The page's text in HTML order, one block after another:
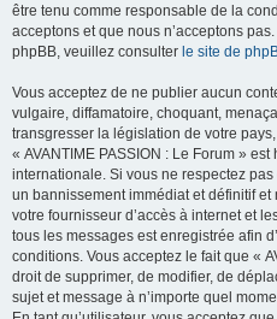
être tenu comme responsable de la
acceptons et que nous n’acceptons
phpBB, veuillez consulter le site de
Vous acceptez de ne publier aucun
vulgaire, diffamatoire, choquant,
transgresser la législation de votre
« AVANTIME PASSION : Le Forum »
internationale. Si vous ne respectez
un bannissement immédiat et définitif
votre fournisseur d’accès à internet et
tous les messages est enregistrée afin
conditions. Vous acceptez le fait que «
droit de supprimer, de modifier, de
sujet et message à n’importe quel